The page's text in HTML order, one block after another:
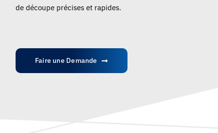
de découpe précises et rapides.
Faire une Demande